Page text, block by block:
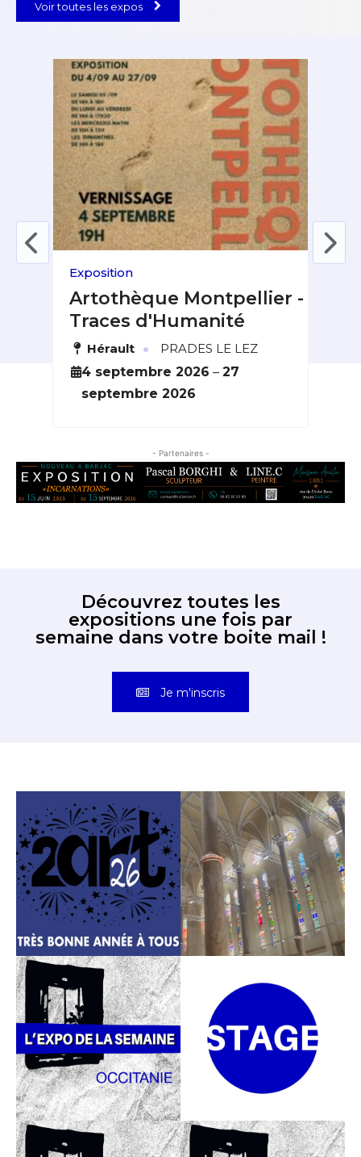
Voir toutes les expos
Exposition
Artothèque Montpellier -
Traces d'Humanité
Hérault ·
PRADES LE LEZ
4 septembre 2026 –27
septembre 2026
- Partenaires -
Découvrez toutes les
expositions une fois par
semaine dans votre boite mail !
Je m'inscris